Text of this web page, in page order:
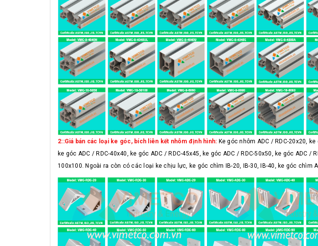
2::Giá bán các loại ke góc, bích liên kết nhôm định hình: Ke góc nhôm ADC / RDC-20x20,
ke góc ADC / RDC-40x40, ke góc ADC / RDC-45x45, ke góc ADC / RDC-50x50, ke góc ADC
100x100. Ngoài ra còn có các loại ke chịu lực, ke góc chìm IB-20, IB-30, IB-40, ke góc chìm